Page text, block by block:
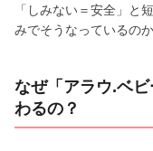
「しみない＝安全」と
みでそうなっているの
なぜ「アラウ.ベ
わるの？